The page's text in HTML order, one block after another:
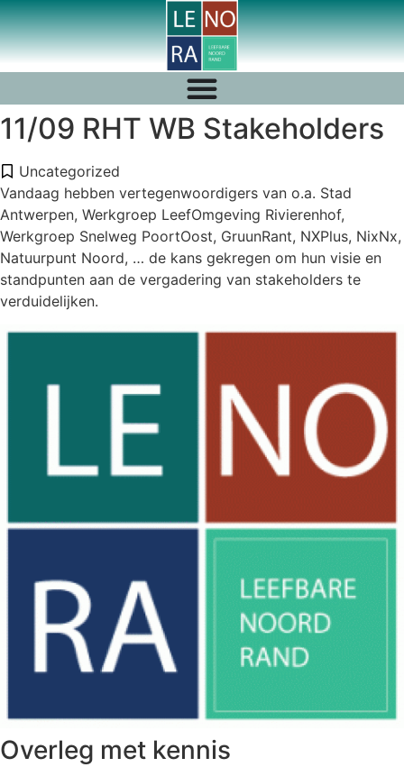
11/09 RHT WB Stakeholders
Uncategorized
Vandaag hebben vertegenwoordigers van o.a. Stad
Antwerpen, Werkgroep LeefOmgeving Rivierenhof,
Werkgroep Snelweg PoortOost, GruunRant, NXPlus, NixNx,
Natuurpunt Noord, … de kans gekregen om hun visie en
standpunten aan de vergadering van stakeholders te
verduidelijken.
Overleg met kennis